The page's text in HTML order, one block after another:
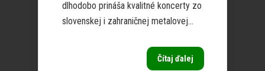
dlhodobo prináša kvalitné koncerty zo
slovenskej i zahraničnej metalovej...
Čítaj ďalej